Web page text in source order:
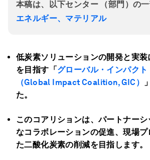
本稿は、以下センター （部門）の一
エネルギー、マテリアル
低炭素ソリューションの開発と実
を目指す「グローバル・インパク
（Global Impact Coalition, GIC）
た。
このコアリションは、パートナー
なコラボレーションの促進、現場
た二酸化炭素の削減を目指します。